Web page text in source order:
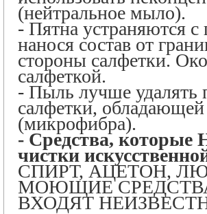
(нейтральное мыло).
- Пятна устраняются
нанося состав от
стороны салфетки.
салфеткой.
- Пыль лучше
салфетки,
(микрофибра).
- Средства, которые
чистки
СПИРТ, АЦЕТОН,
МОЮЩИЕ
ВХОДЯТ